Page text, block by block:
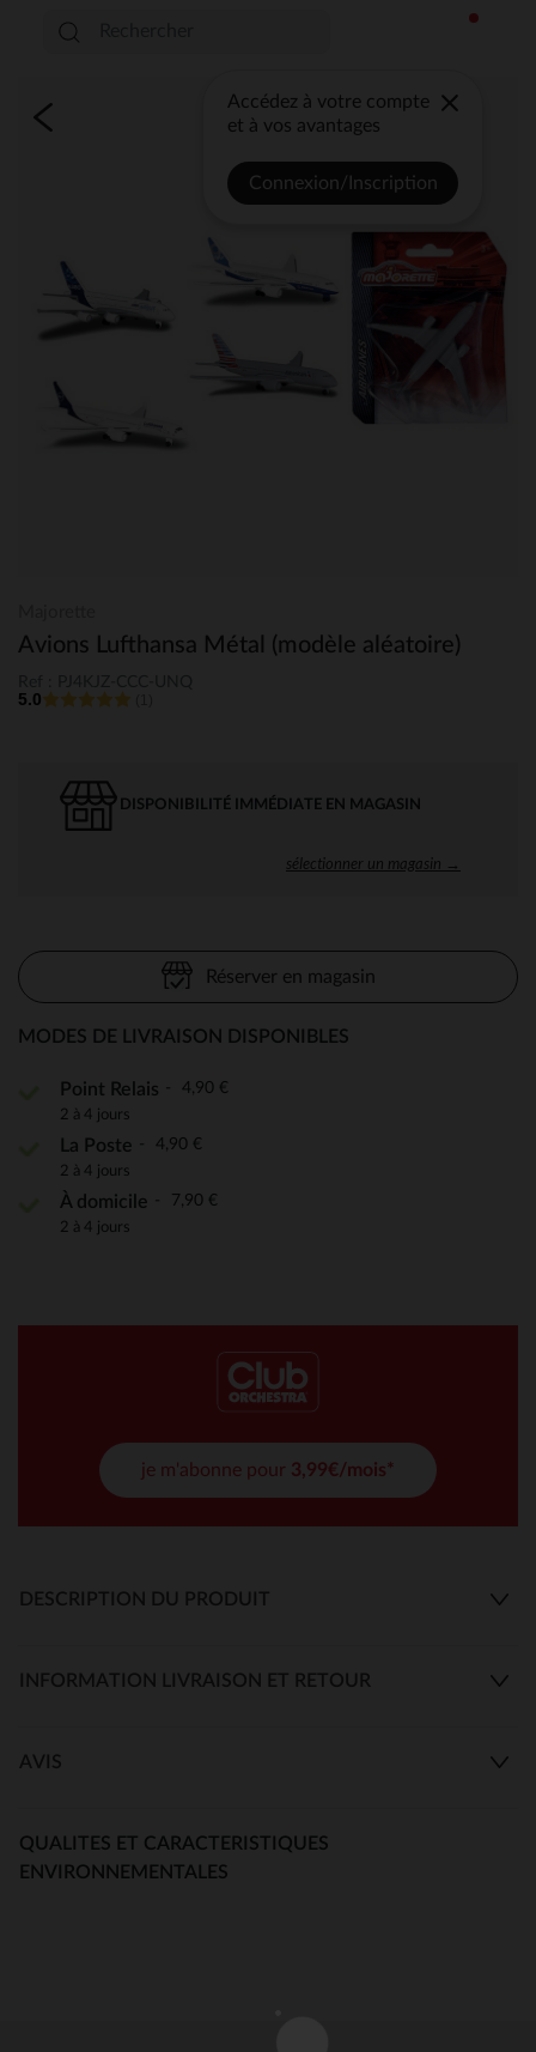
Accédez à votre compte
et à vos avantages
Connexion/Inscription
Avions Lufthansa Métal (modèle aléatoire)
5.0
DISPONIBILITÉ IMMÉDIATE EN MAGASIN
sélectionner un magasin →
Réserver en magasin
MODES DE LIVRAISON DISPONIBLES
Point Relais 4,90 €
2 à 4 jours
La Poste 4,90 €
2 à 4 jours
À domicile 7,90 €
2 à 4 jours
je m'abonne pour 3,99€/mois*
DESCRIPTION DU PRODUIT
INFORMATION LIVRAISON ET RETOUR
AVIS
QUALITES ET CARACTERISTIQUES
ENVIRONNEMENTALES